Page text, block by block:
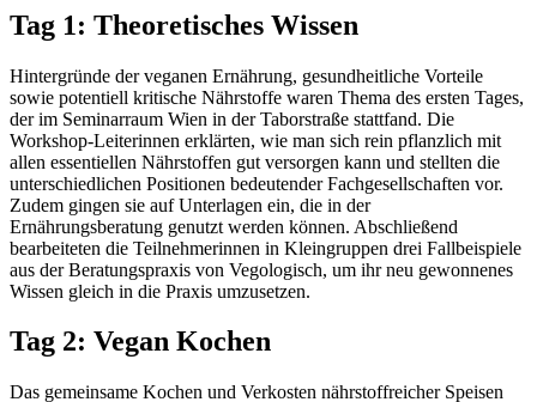
Tag 1: Theoretisches Wissen
Hintergründe der veganen Ernährung, gesundheitliche Vorteile
sowie potentiell kritische Nährstoffe waren Thema des ersten Tages,
der im Seminarraum Wien in der Taborstraße stattfand. Die
Workshop-Leiterinnen erklärten, wie man sich rein pflanzlich mit
allen essentiellen Nährstoffen gut versorgen kann und stellten die
unterschiedlichen Positionen bedeutender Fachgesellschaften vor.
Zudem gingen sie auf Unterlagen ein, die in der
Ernährungsberatung genutzt werden können. Abschließend
bearbeiteten die Teilnehmerinnen in Kleingruppen drei Fallbeispiele
aus der Beratungspraxis von Vegologisch, um ihr neu gewonnenes
Wissen gleich in die Praxis umzusetzen.
Tag 2: Vegan Kochen
Das gemeinsame Kochen und Verkosten nährstoffreicher Speisen